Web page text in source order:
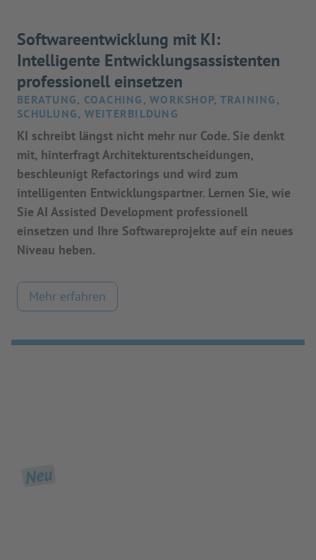
Softwareentwicklung mit KI:
Intelligente Entwicklungsassistenten
professionell einsetzen
BERATUNG, COACHING, WORKSHOP, TRAINING,
SCHULUNG, WEITERBILDUNG
KI schreibt längst nicht mehr nur Code. Sie denkt
mit, hinterfragt Architekturentscheidungen,
beschleunigt Refactorings und wird zum
intelligenten Entwicklungspartner. Lernen Sie, wie
Sie AI Assisted Development professionell
einsetzen und Ihre Softwareprojekte auf ein neues
Niveau heben.
Mehr erfahren
Neu